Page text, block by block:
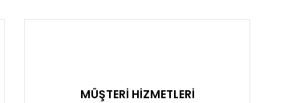
MÜŞTERİ HİZMETLERİ